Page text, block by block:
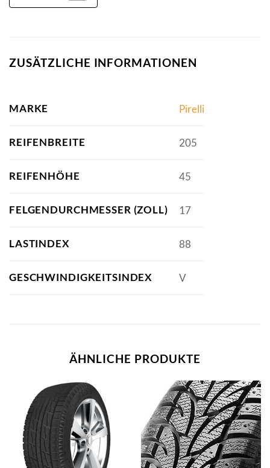
ZUSÄTZLICHE INFORMATIONEN
MARKE Pirelli
REIFENBREITE 205
REIFENHÖHE 45
FELGENDURCHMESSER (ZOLL) 17
LASTINDEX 88
GESCHWINDIGKEITSINDEX V
ÄHNLICHE PRODUKTE